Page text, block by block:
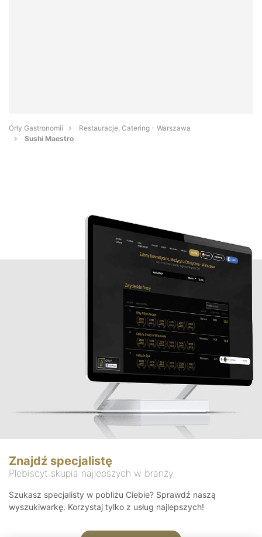
Orły Gastronomii
Restauracje, Catering - Warszawa
Sushi Maestro
Znajdź specjalistę
Plebiscyt skupia najlepszych w branży
Szukasz specjalisty w pobliżu Ciebie? Sprawdź naszą
wyszukiwarkę. Korzystaj tylko z usług najlepszych!